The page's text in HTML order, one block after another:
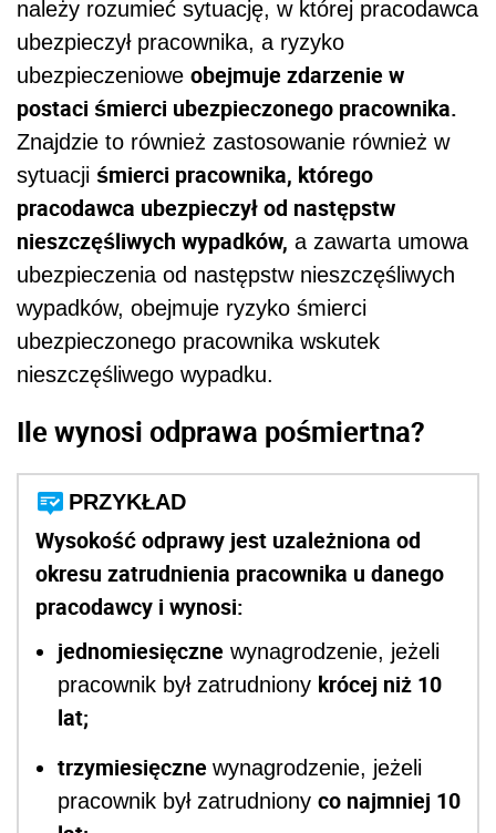
należy rozumieć sytuację, w której pracodawca
ubezpieczył pracownika, a ryzyko
ubezpieczeniowe obejmuje zdarzenie w
postaci śmierci ubezpieczonego pracownika.
Znajdzie to również zastosowanie również w
sytuacji śmierci pracownika, którego
pracodawca ubezpieczył od następstw
nieszczęśliwych wypadków, a zawarta umowa
ubezpieczenia od następstw nieszczęśliwych
wypadków, obejmuje ryzyko śmierci
ubezpieczonego pracownika wskutek
nieszczęśliwego wypadku.
Ile wynosi odprawa pośmiertna?
PRZYKŁAD
Wysokość odprawy jest uzależniona od
okresu zatrudnienia pracownika u danego
pracodawcy i wynosi:
jednomiesięczne wynagrodzenie, jeżeli
pracownik był zatrudniony krócej niż 10
lat;
trzymiesięczne wynagrodzenie, jeżeli
pracownik był zatrudniony co najmniej 10